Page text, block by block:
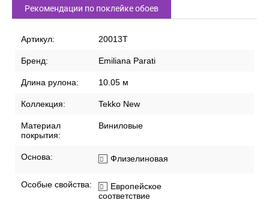
Рекомендации по поклейке обоев
Артикул: 20013T
Бренд: Emiliana Parati
Длина рулона: 10.05 м
Коллекция: Tekko New
Материал
покрытия:
Виниловые
Основа: Флизелиновая
Особые свойства:
Европейское
соответствие